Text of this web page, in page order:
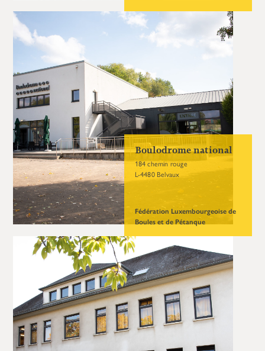
Boulodrome national
184 chemin rouge
L-4480 Belvaux
Fédération Luxembourgeoise de
Boules et de Pétanque